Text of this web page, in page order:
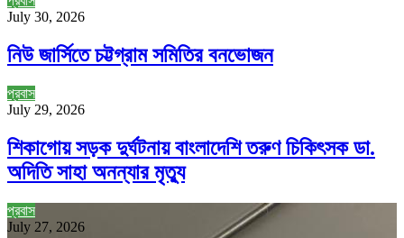
July 30, 2026
নিউ জার্সিতে চট্টগ্রাম সমিতির বনভোজন
প্রবাস
July 29, 2026
শিকাগোয় সড়ক দুর্ঘটনায় বাংলাদেশি তরুণ চিকিৎসক ডা.
অদিতি সাহা অনন্যার মৃত্যু
প্রবাস
July 27, 2026